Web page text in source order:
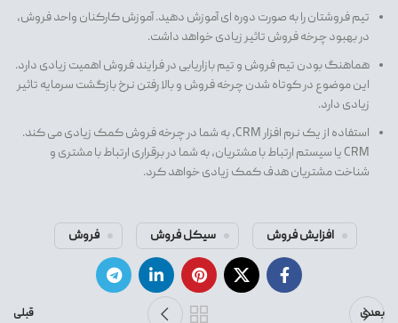
تیم فروشتان را به صورت دوره ای آموزش دهید. آموزش کارکنان واحد فروش،
در بهبود چرخه فروش تاثیر زیادی خواهد داشت.
هماهنگ بودن تیم فروش و تیم بازاریابی در فرایند فروش اهمیت زیادی دارد.
این موضوع در کوتاه شدن چرخه فروش و بالا رفتن نرخ بازگشت سرمایه تاثیر
زیادی دارد.
استفاده از یک نرم افزار CRM، به شما در چرخه فروش کمک زیادی می کند.
CRM یا سیستم ارتباط با مشتریان، به شما در برقراری ارتباط با مشتری و
شناخت مشتریان هدف کمک زیادی خواهد کرد.
افزایش فروش سیکل فروش فروش
بعدی قبلی